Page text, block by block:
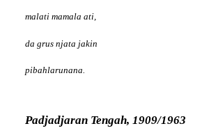
malati mamala ati,
da grus njata jakin
pibahlarunana.
Padjadjaran Tengah, 1909/1963